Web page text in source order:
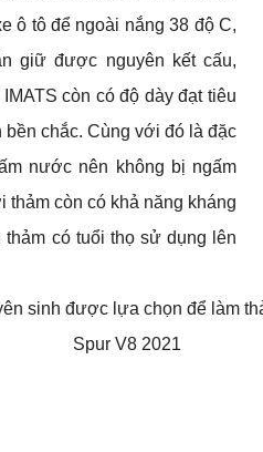
ô tô để ngoài nắng 38 độ C,
giữ được nguyên kết cấu,
còn có độ dày đạt tiêu
bền chắc. Cùng với đó là đặc
nước nên không bị ngấm
còn có khả năng kháng
thảm có tuổi thọ sử dụng lên